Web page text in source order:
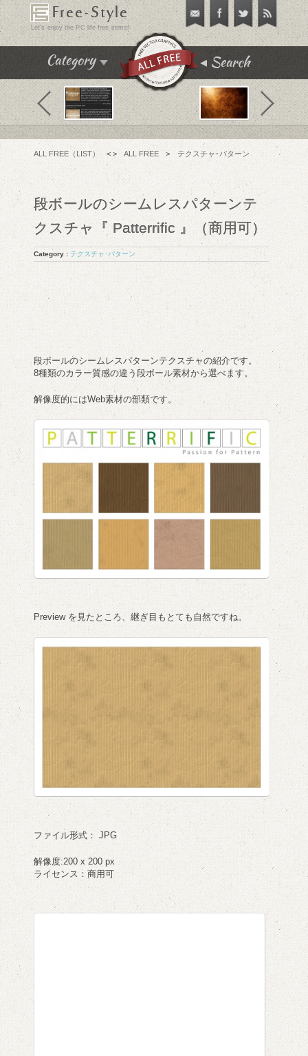
Free-Style
Let's enjoy the PC life free items!
Category
飾り枠･飾り罫･イラスト
テクスチャ･パターン
フリーフォント
アイコン
チュートリアル
フリーソフト
PC便利機能
WEBテンプレート･テーマ
Search
ALL FREE（LIST） < > ALL FREE > テクスチャ･パターン
段ボールのシームレスパターンテ
クスチャ『 Patterrific 』（商用可）
Category : テクスチャ･パターン
段ボールのシームレスパターンテクスチャの紹介です。
8種類のカラー質感の違う段ボール素材から選べます。
解像度的にはWeb素材の部類です。
Preview を見たところ、継ぎ目もとても自然ですね。
ファイル形式： JPG
解像度:200 x 200 px
ライセンス：商用可